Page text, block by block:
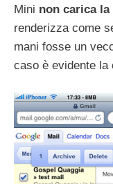
Mini non carica
renderizza come
mani fosse un
caso è evidente la